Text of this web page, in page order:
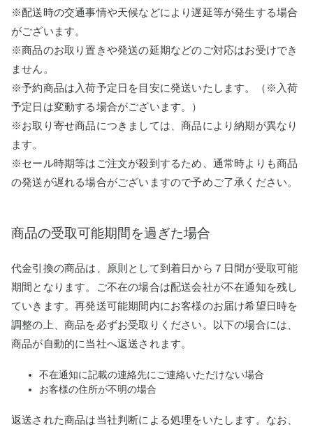
※配送時の交通事情や天候などにより遅延等が発生する場合
がございます。
※商品のお取り置きや発送の延期などのご対応はお受けでき
ません。
※予約商品は入荷予定日を目安に発送いたします。（※入荷
予定日は変動する場合がございます。）
※お取り寄せ商品につきましては、商品により納期が異なり
ます。
※セール時期等はご注文が殺到するため、通常時よりも商品
の発送が遅れる場合がございますので予めご了承ください。
商品の受取可能期間を過ぎた場合
代金引換の商品は、原則として到着日から７日間が受取可能
期間となります。ご不在の場合は配送会社が不在通知を残し
ていきます。再発送可能期間内にお客様のお届け希望日時を
調整の上、商品を必ずお受取りください。以下の場合には、
商品が自動的に当社へ返送されます。
不在通知に記載の連絡先にご連絡いただけない場合
お客様の住所が不明の場合
返送された商品は当社判断による処理をいたします。なお、